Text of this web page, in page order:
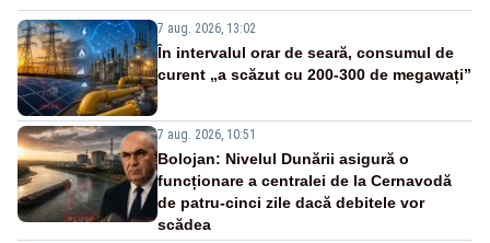
7 aug. 2026, 13:02
În intervalul orar de seară, consumul de
curent „a scăzut cu 200-300 de megawați”
7 aug. 2026, 10:51
Bolojan: Nivelul Dunării asigură o
funcționare a centralei de la Cernavodă
de patru-cinci zile dacă debitele vor
scădea